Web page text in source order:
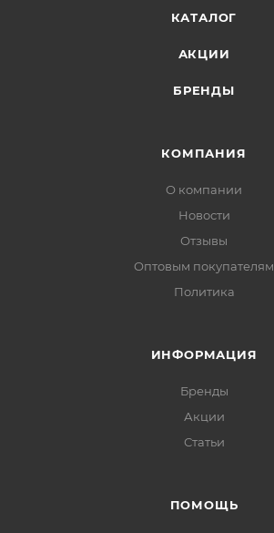
КАТАЛОГ
АКЦИИ
БРЕНДЫ
КОМПАНИЯ
О компании
Новости
Отзывы
Оптовым покупателям
Политика
ИНФОРМАЦИЯ
Бренды
Акции
Статьи
ПОМОЩЬ